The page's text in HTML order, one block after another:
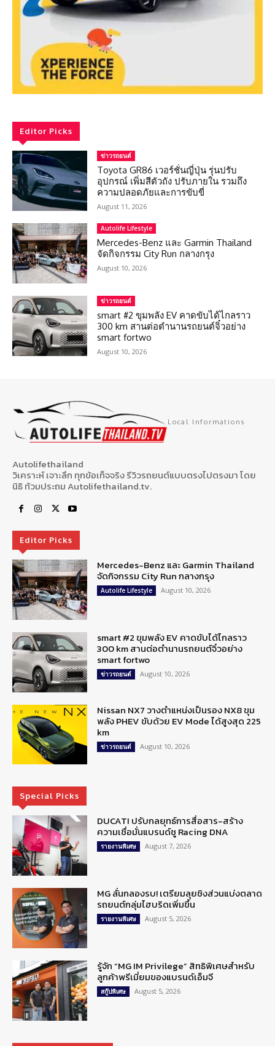
Editor Picks
ข่าวรถยนต์
Toyota GR86 เวอร์ชั่นญี่ปุ่น รุ่นปรับ
อุปกรณ์ เพิ่มสีตัวถัง ปรับภายใน รวมถึง
ความปลอดภัยและการขับขี่
August 11, 2026
Autolife Lifestyle
Mercedes-Benz และ Garmin Thailand
จัดกิจกรรม City Run กลางกรุง
August 10, 2026
ข่าวรถยนต์
smart #2 ขุมพลัง EV คาดขับได้ไกลราว
300 km สานต่อตำนานรถยนต์จิ๋วอย่าง
smart fortwo
August 10, 2026
Local Informations
Autolifethailand
วิเคราะห์ เจาะลึก ทุกข้อเท็จจริง รีวิวรถยนต์แบบตรงไปตรงมา โดย
นิธิ ท้วมประถม Autolifethailand.tv.
Editor Picks
Mercedes-Benz และ Garmin Thailand
จัดกิจกรรม City Run กลางกรุง
Autolife Lifestyle August 10, 2026
smart #2 ขุมพลัง EV คาดขับได้ไกลราว
300 km สานต่อตำนานรถยนต์จิ๋วอย่าง
smart fortwo
ข่าวรถยนต์ August 10, 2026
Nissan NX7 วางตำแหน่งเป็นรอง NX8 ขุม
พลัง PHEV ขับด้วย EV Mode ได้สูงสุด 225
km
ข่าวรถยนต์ August 10, 2026
Special Picks
DUCATI ปรับกลยุทธ์การสื่อสาร-สร้าง
ความเชื่อมั่นแบรนด์ชู Racing DNA
รายงานพิเศษ August 7, 2026
MG ลั่นกลองรบ! เตรียมลุยชิงส่วนแบ่งตลาด
รถยนต์กลุ่มไฮบริดเพิ่มขึ้น
รายงานพิเศษ August 5, 2026
รู้จัก “MG IM Privilege” สิทธิพิเศษสำหรับ
ลูกค้าพรีเมี่ยมของแบรนด์เอ็มจี
สกู๊ปพิเศษ August 5, 2026